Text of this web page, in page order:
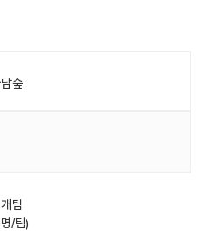
숲
팀
/팀)